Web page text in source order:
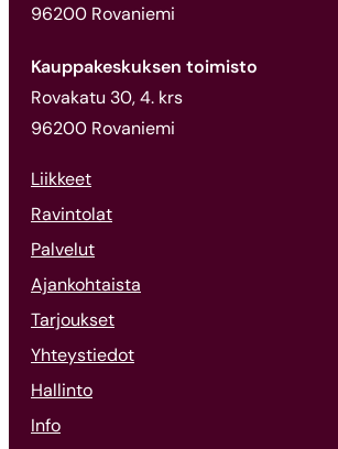
96200 Rovaniemi
Kauppakeskuksen toimisto
Rovakatu 30, 4. krs
96200 Rovaniemi
Liikkeet
Ravintolat
Palvelut
Ajankohtaista
Tarjoukset
Yhteystiedot
Hallinto
Info